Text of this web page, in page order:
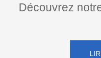
Découvrez